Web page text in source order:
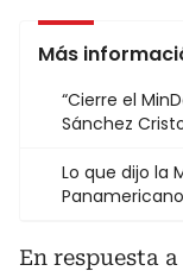
Más
“Cierre el
Sánchez
Lo que dijo la
En respuesta